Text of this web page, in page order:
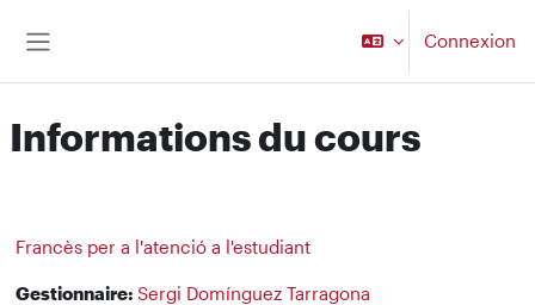
Connexion
Informations du cours
Francès per a l'atenció a l'estudiant
Gestionnaire: Sergi Domínguez Tarragona